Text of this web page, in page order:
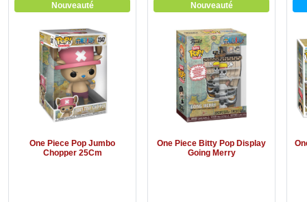
Nouveauté
One Piece Pop Jumbo
Chopper 25Cm
Nouveauté
One Piece Bitty Pop Display
Going Merry